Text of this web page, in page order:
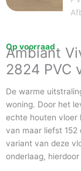
Op voorraad
Ambiant
2824 PVC
De warme
woning. Door het
echte houten vloer
van maar liefst
variant van deze
onderlaag,